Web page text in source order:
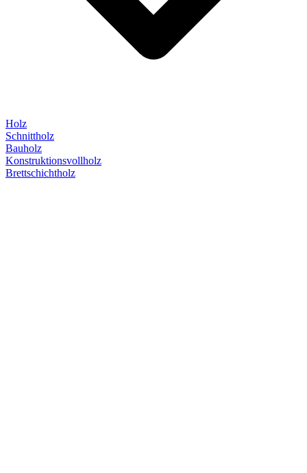
Holz
Schnittholz
Bauholz
Konstruktionsvollholz
Brettschichtholz